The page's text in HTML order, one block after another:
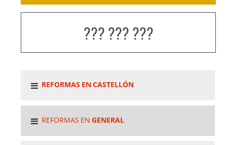
??? ??? ???
REFORMAS EN CASTELLÓN
REFORMAS ENGENERAL